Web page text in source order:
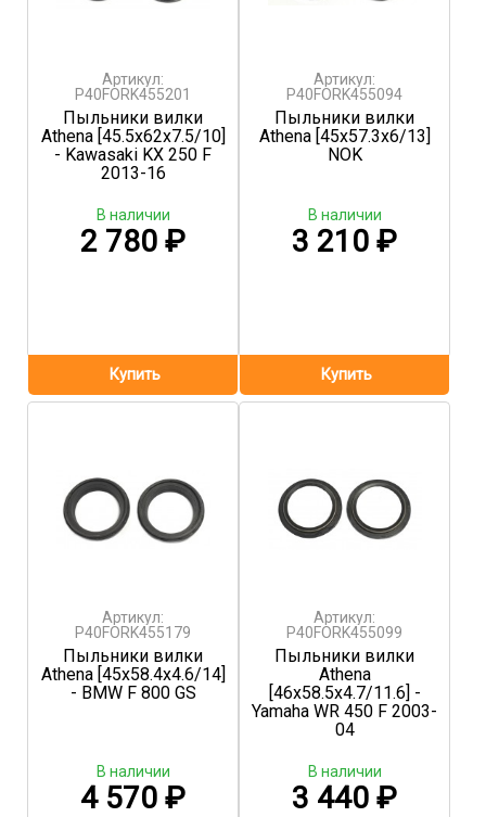
Артикул:
P40FORK455201
Пыльники вилки
Athena [45.5x62x7.5/10]
- Kawasaki KX 250 F
2013-16
2 780 ₽
В наличии
Артикул:
P40FORK455094
Пыльники вилки
Athena [45x57.3x6/13]
NOK
3 210₽
В наличии
Артикул:
P40FORK455179
Пыльники вилки
Athena [45x58.4x4.6/14]
- BMW F 800 GS
4 570 ₽
В наличии
Артикул:
P40FORK455099
Пыльники вилки
Athena
[46x58.5x4.7/11.6] -
Yamaha WR 450 F 2003-
04
3 440₽
В наличии